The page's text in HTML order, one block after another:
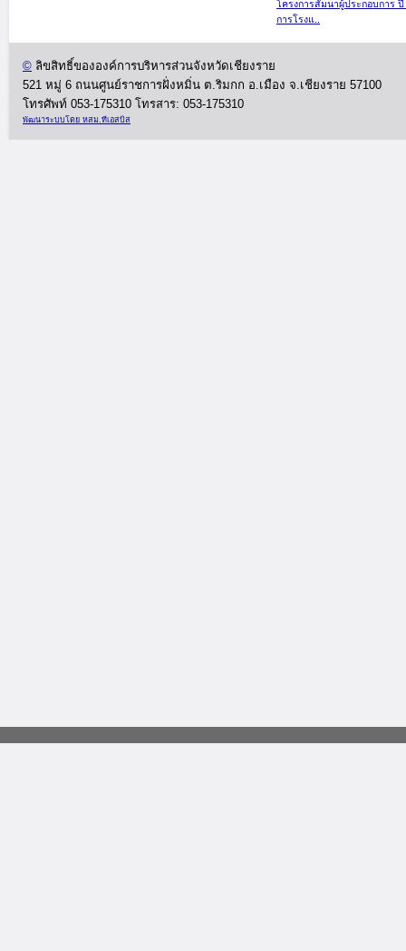
โครงการสัมนาผู้ประกอบการ
การโรงแ..
© ลิขสิทธิ์ขององค์การบริหารส่วนจังหวัดเชียงราย
521 หมู่ 6 ถนนศูนย์ราชการฝั่งหมิ่น ต.ริมกก อ.เมือง จ.เชียงราย 57100
โทรศัพท์ 053-175310 โทรสาร: 053-175310
พัฒนาระบบโดย หสม.ทีเอสบิส